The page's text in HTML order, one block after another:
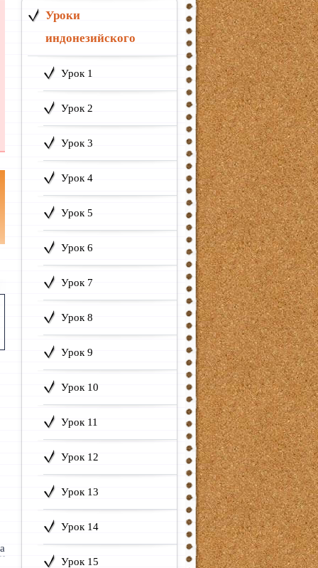
Уроки
индонезийского
Урок 1
Урок 2
Урок 3
Урок 4
Урок 5
Урок 6
Урок 7
Урок 8
Урок 9
Урок 10
Урок 11
Урок 12
Урок 13
Урок 14
Урок 15